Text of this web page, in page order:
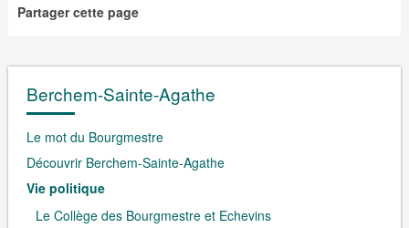
Partager cette page
Berchem-Sainte-Agathe
Le mot du Bourgmestre
Découvrir Berchem-Sainte-Agathe
Vie politique
Le Collège des Bourgmestre et Echevins